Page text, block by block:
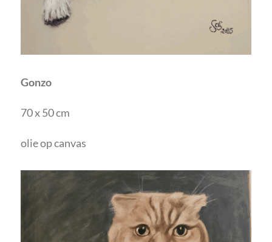
Gonzo
70 x 50 cm
olie op canvas